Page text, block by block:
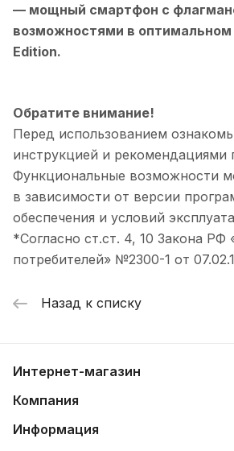
— мощный смартфон с
возможностями в
Edition.
Обратите внимание!
Перед использованием
инструкцией и рекомендациями
Функциональные возможности
в зависимости от версии
обеспечения и условий
*Согласно ст.ст. 4, 10 Закона РФ
потребителей» №2300-1 от
Назад к списку
Интернет-магазин
Компания
Информация